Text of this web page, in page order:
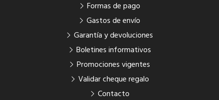
Formas de pago
Gastos de envío
Garantía y devoluciones
Boletines informativos
Promociones vigentes
Validar cheque regalo
Contacto